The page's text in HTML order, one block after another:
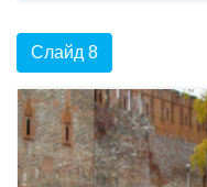
Слайд 8